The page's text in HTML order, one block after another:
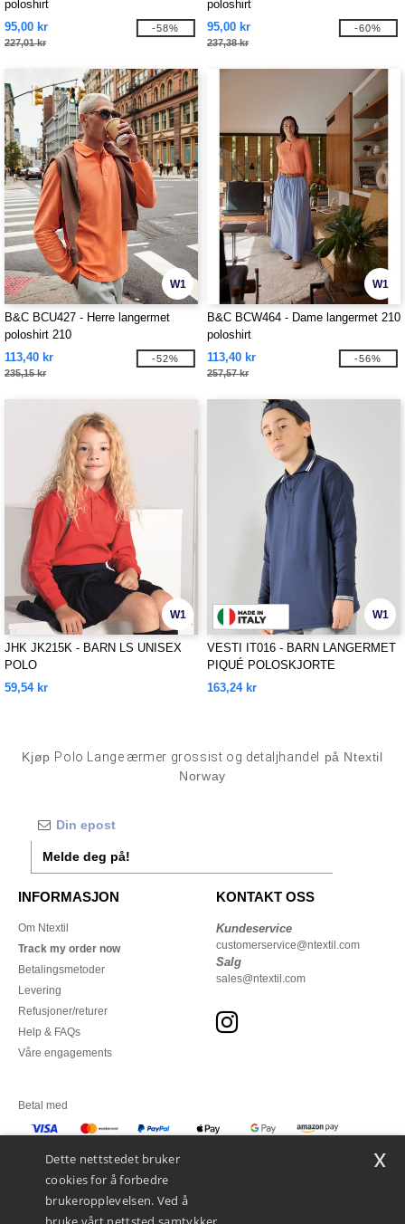
poloshirt
95,00 kr
227,01 kr
-58%
poloshirt
95,00 kr
237,38 kr
-60%
W1
B&C BCU427 - Herre langermet
poloshirt 210
113,40 kr
235,15 kr
-52%
W1
B&C BCW464 - Dame langermet 210
poloshirt
113,40 kr
257,57 kr
-56%
W1
JHK JK215K - BARN LS UNISEX
POLO
59,54 kr
W1
VESTI IT016 - BARN LANGERMET
PIQUÉ POLOSKJORTE
163,24 kr
Kjøp Polo Lange ærmer grossist og detaljhandel
på Ntextil
Norway
Melde deg på!
INFORMASJON
Om Ntextil
Track my order now
Betalingsmetoder
Levering
Refusjoner/returer
Help & FAQs
Våre engagements
KONTAKT OSS
Kundeservice
customerservice@ntextil.com
Salg
sales@ntextil.com
Betal med
Dette nettstedet bruker
cookies for å forbedre
brukeropplevelsen. Ved å
x